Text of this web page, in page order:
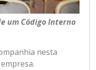
um Código Interno
nesta